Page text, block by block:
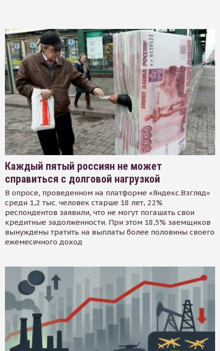
Каждый пятый россиян не может
справиться с долговой нагрузкой
В опросе, проведенном на платформе «Яндекс.Взгляд»
среди 1,2 тыс. человек старше 18 лет, 22%
респондентов заявили, что не могут погашать свои
кредитные задолженности. При этом 18,5% заемщиков
вынуждены тратить на выплаты более половины своего
ежемесячного доход